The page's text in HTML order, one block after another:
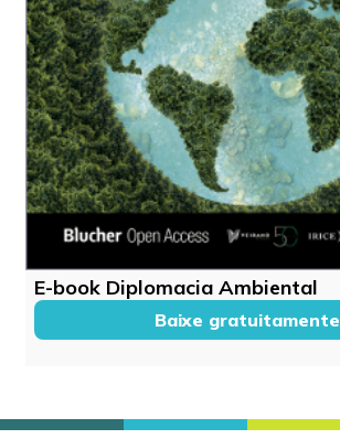
E-book Diplomacia Ambiental
Baixe gratuitamente